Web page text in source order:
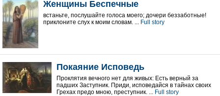
Женщины Беспечные
встаньте, послушайте голоса моего; дочери беззаботные!
приклоните слух к моим словам. ... Full story
Покаяние Исповедь
Проклятия вечного нет для живых: Есть верный за
падших Заступник. Приди, исповедайся в тайнах своих
Грехах предо мною, преступник. ... Full story